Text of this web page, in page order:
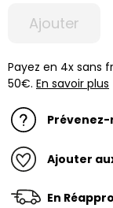
Ajouter
Payez en 4x sans
50€. En savoir plus
Ajouter
En Réappro